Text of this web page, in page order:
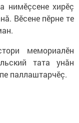
нимӗçсене хирӗç
Вӗсене пӗрне те
мемориалӗн
тата унăн
паллаштарчӗç.